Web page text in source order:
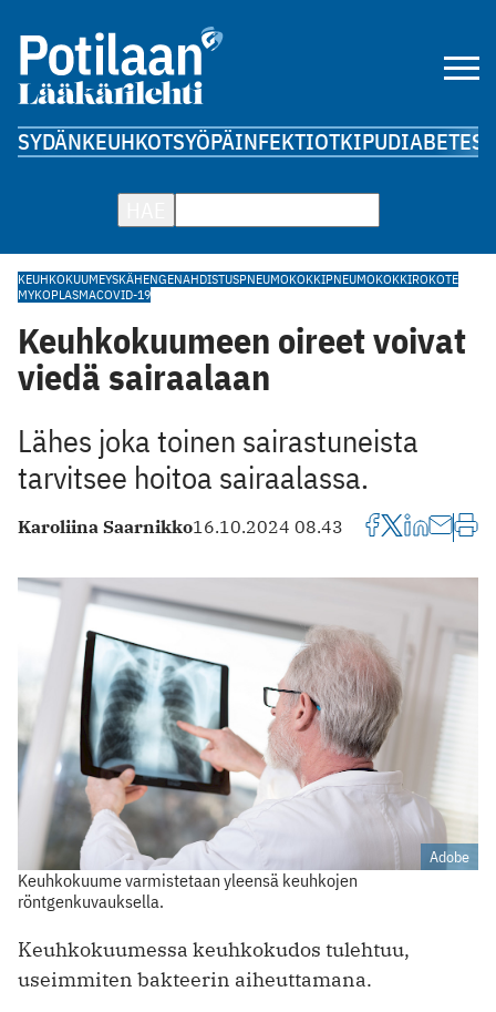
SYDÄNKEUHKOTSYÖPÄINFEKTIOTKIPUDIABETES
KEUHKOKUUMEYSKÄHENGENAHDISTUSPNEUMOKOKKIPNEUMOKOKKIROKOTE
MYKOPLASMACOVID-19
Keuhkokuumeen oireet voivat
viedä sairaalaan
Lähes joka toinen sairastuneista
tarvitsee hoitoa sairaalassa.
Karoliina Saarnikko16.10.2024 08.43
Adobe
Keuhkokuume varmistetaan yleensä keuhkojen
röntgenkuvauksella.
Keuhkokuumessa keuhkokudos tulehtuu,
useimmiten bakteerin aiheuttamana.